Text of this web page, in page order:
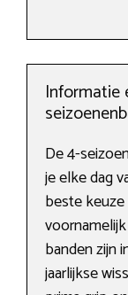
Informatie
De 4-
je elke dag
beste
banden zijn
jaarlijkse